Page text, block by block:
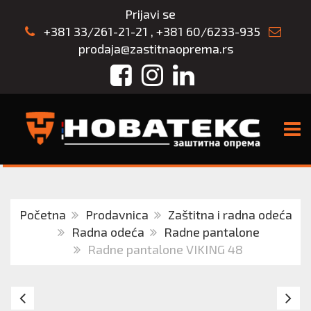
Prijavi se
+381 33/261-21-21 , +381 60/6233-935
prodaja@zastitnaoprema.rs
FacebookInstagram
LinkedIn
Početna Prodavnica
Zaštitna i radna odeća
Radna odeća
Radne pantalone
Radne pantalone VIKING 48
Radne